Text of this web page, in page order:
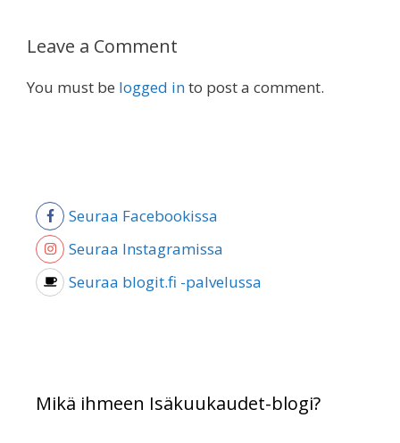
Leave a Comment
You must be logged into post a comment.
Seuraa Facebookissa
Seuraa Instagramissa
Seuraa blogit.fi -palvelussa
Mikä ihmeen Isäkuukaudet-blogi?